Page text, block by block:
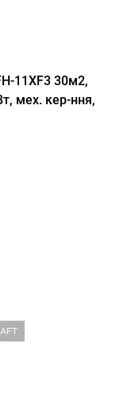
11XF3 30м2,
мех. кер-ння,